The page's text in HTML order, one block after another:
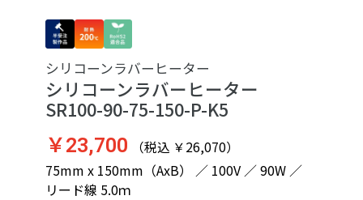
シリコーンラバーヒーター
シリコーンラバーヒーター
SR100-90-75-150-P-K5
￥23,700 （税込 ￥26,070）
75mm x 150mm（AxB） ／ 100V ／ 90W ／
リード線 5.0ｍ